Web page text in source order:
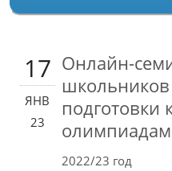
17
ЯНВ
23
Онлайн-
подготовки
олимпиадам
2022/23 год